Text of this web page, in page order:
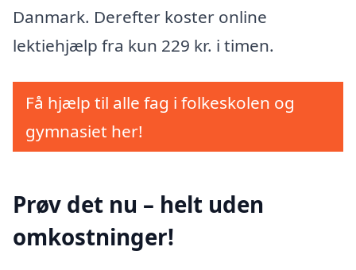
Danmark. Derefter koster online
lektiehjælp fra kun 229 kr. i timen.
Få hjælp til alle fag i folkeskolen og
gymnasiet her!
Prøv det nu – helt uden
omkostninger!